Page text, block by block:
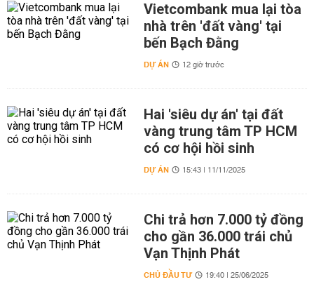
Vietcombank mua lại tòa
nhà trên 'đất vàng' tại
bến Bạch Đằng
DỰ ÁN 12 giờ trước
Hai 'siêu dự án' tại đất
vàng trung tâm TP HCM
có cơ hội hồi sinh
DỰ ÁN 15:43 | 11/11/2025
Chi trả hơn 7.000 tỷ đồng
cho gần 36.000 trái chủ
Vạn Thịnh Phát
CHỦ ĐẦU TƯ 19:40 | 25/06/2025